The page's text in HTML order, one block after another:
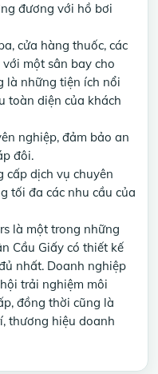
đương với hồ bơi
cửa hàng thuốc, các
một sân bay cho
là những tiện ích nổi
toàn diện của khách
nghiệp, đảm bảo an
đôi.
cấp dịch vụ chuyên
tối đa các nhu cầu của
là một trong những
Cầu Giấy có thiết kế
nhất. Doanh nghiệp
trải nghiệm môi
đồng thời cũng là
thương hiệu doanh